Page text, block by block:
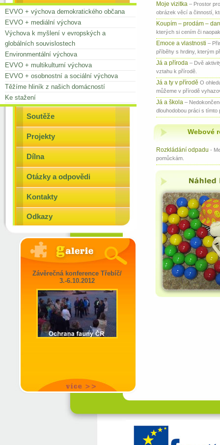
EVVO + výchova demokratického občana
EVVO + mediální výchova
Výchova k myšlení v evropských a
globálních souvislostech
Environmentální výchova
EVVO + multikulturní výchova
EVVO + osobnostní a sociální výchova
Těžíme hliník z našich domácností
Ke stažení
Soutěže
Projekty
Dílna
Otázky a odpovědi
Kontakty
Odkazy
Závěrečná konference Třebíč/
3.-6.10.2012
Moje vizitka – Prostor
obrázek věcí a činností,
Koupím – prodám –
kterých si cením či
Emoce a vlastnosti –
příběhy s hrdiny, kterým
Já a příroda – Dvě
vztahu k přírodě.
Já a ty v přírodě O
můžeme v přírodě
Já a škola –
dlouhodobou práci s tímto
Webové
Rozkládání odpadu -
pomůckám.